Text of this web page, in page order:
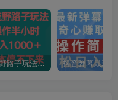
男粉引流野路子玩法，每天操作半小时轻松日入1000＋，流量根本停不下来